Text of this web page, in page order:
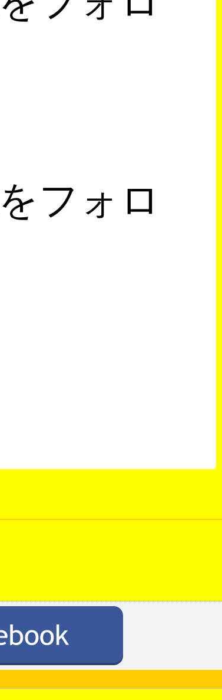
フォロ